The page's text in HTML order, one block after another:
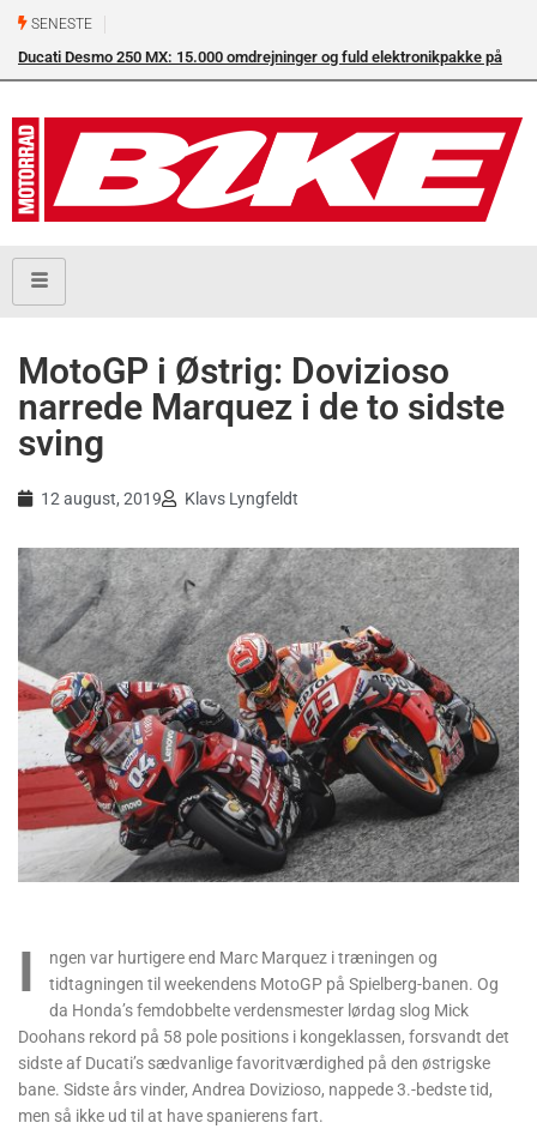
SENESTE
Ducati Desmo 250 MX: 15.000 omdrejninger og fuld elektronikpakke på
MotoGP i Østrig: Dovizioso
narrede Marquez i de to sidste
sving
12 august, 2019 Klavs Lyngfeldt
I
ngen var hurtigere end Marc Marquez i træningen og
tidtagningen til weekendens MotoGP på Spielberg-banen. Og
da Honda’s femdobbelte verdensmester lørdag slog Mick
Doohans rekord på 58 pole positions i kongeklassen, forsvandt det
sidste af Ducati’s sædvanlige favoritværdighed på den østrigske
bane. Sidste års vinder, Andrea Dovizioso, nappede 3.-bedste tid,
men så ikke ud til at have spanierens fart.